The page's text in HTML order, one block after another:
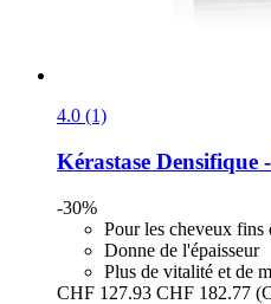
4.0 (1)
Kérastase Densifique
-30%
Pour les cheveux fins
Donne de l'épaisseur
Plus de vitalité et de
CHF 127.93 CHF 182.77